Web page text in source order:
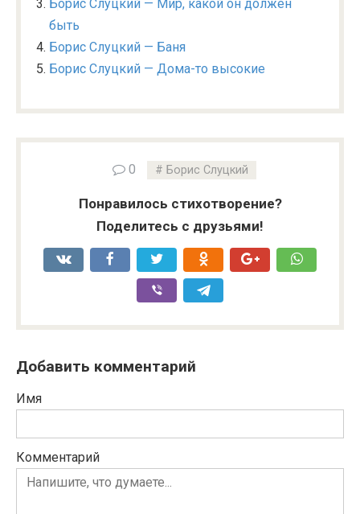
Борис Слуцкий — Мир, какой он должен
быть
Борис Слуцкий — Баня
Борис Слуцкий — Дома-то высокие
0 Борис Слуцкий
Понравилось стихотворение?
Поделитесь с друзьями!
Добавить комментарий
Имя
Комментарий